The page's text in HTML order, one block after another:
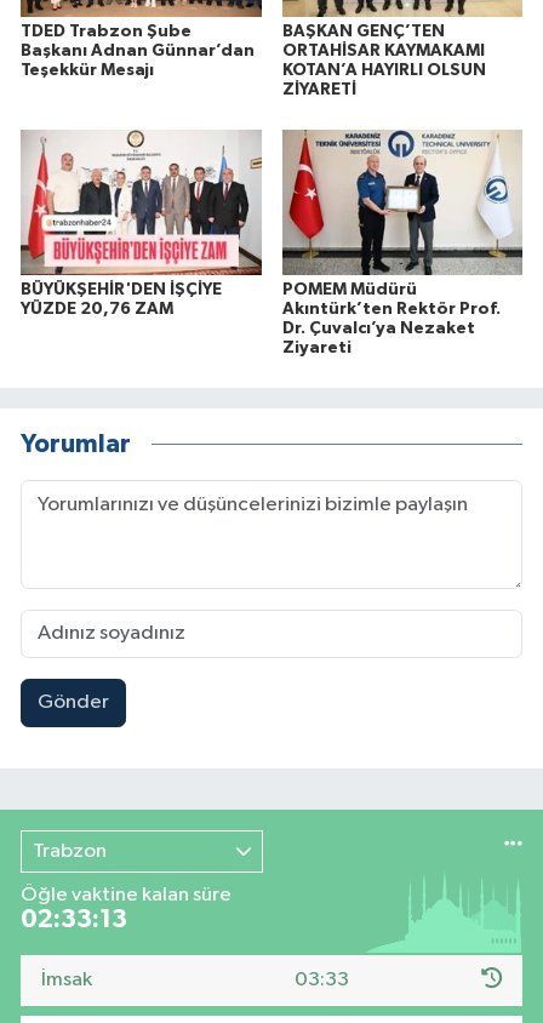
TDED Trabzon Şube
Başkanı Adnan Günnar’dan
Teşekkür Mesajı
BAŞKAN GENÇ’TEN
ORTAHİSAR KAYMAKAMI
KOTAN’A HAYIRLI OLSUN
ZİYARETİ
BÜYÜKŞEHİR'DEN İŞÇİYE
YÜZDE 20,76 ZAM
POMEM Müdürü
Akıntürk’ten Rektör Prof.
Dr. Çuvalcı’ya Nezaket
Ziyareti
Yorumlar
Gönder
Trabzon
Öğle vaktine kalan süre
02:33:12
İmsak 03:33